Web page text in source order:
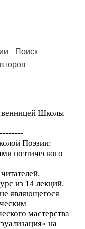
Поиск
Школы
Поэзии:
поэтического
из 14 лекций.
являющегося
мастерства
на